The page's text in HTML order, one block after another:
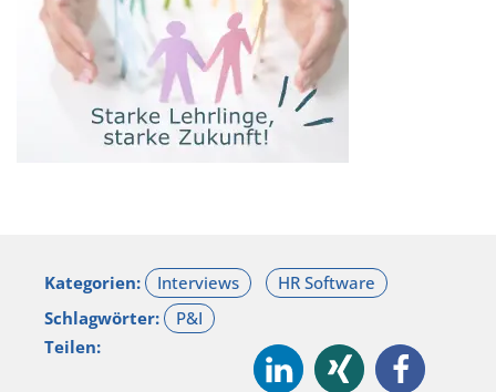
Kategorien:
Schlagwörter:
Teilen: